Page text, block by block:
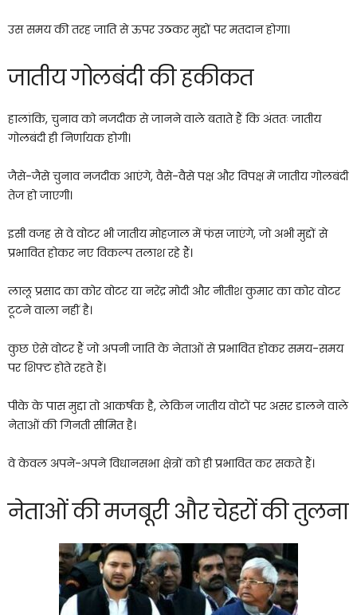
उस समय की तरह जाति से ऊपर उठकर मुद्दों पर मतदान होगा।
जातीय गोलबंदी की हकीकत
हालांकि, चुनाव को नजदीक से जानने वाले बताते हैं कि अंततः जातीय
गोलबंदी ही निर्णायक होगी।
जैसे-जैसे चुनाव नजदीक आएंगे, वैसे-वैसे पक्ष और विपक्ष में जातीय गोलबंदी
तेज हो जाएगी।
इसी वजह से वे वोटर भी जातीय मोहजाल में फंस जाएंगे, जो अभी मुद्दों से
प्रभावित होकर नए विकल्प तलाश रहे हैं।
लालू प्रसाद का कोर वोटर या नरेंद्र मोदी और नीतीश कुमार का कोर वोटर
टूटने वाला नहीं है।
कुछ ऐसे वोटर हैं जो अपनी जाति के नेताओं से प्रभावित होकर समय-समय
पर शिफ्ट होते रहते हैं।
पीके के पास मुद्दा तो आकर्षक है, लेकिन जातीय वोटों पर असर डालने वाले
नेताओं की गिनती सीमित है।
वे केवल अपने-अपने विधानसभा क्षेत्रों को ही प्रभावित कर सकते हैं।
नेताओं की मजबूरी और चेहरों की तुलना